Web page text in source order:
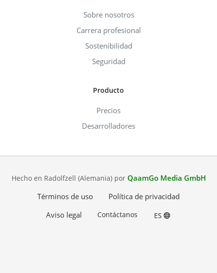
Sobre nosotros
Carrera profesional
Sostenibilidad
Seguridad
Producto
Precios
Desarrolladores
Hecho en Radolfzell (Alemania) por QaamGo Media GmbH
Términos de uso
Política de privacidad
Aviso legal
Contáctanos ES